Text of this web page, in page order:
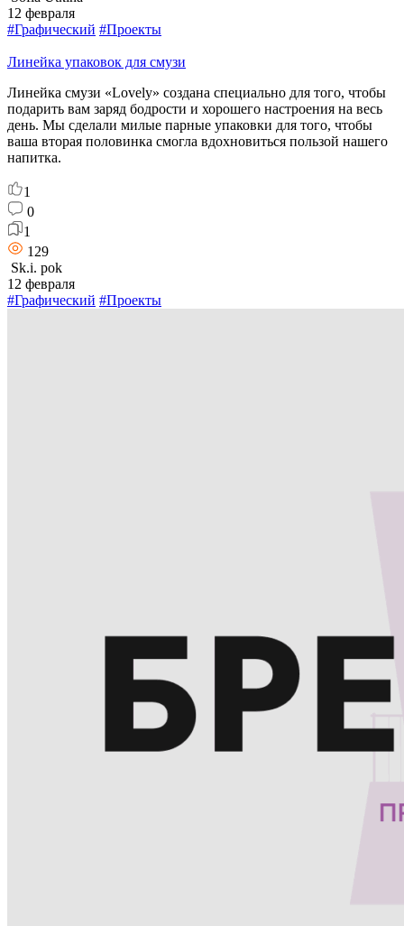
12 февраля
#Графический #Проекты
Линейка упаковок для смузи
Линейка смузи «Lovely» создана специально для того, чтобы
подарить вам заряд бодрости и хорошего настроения на весь
день. Мы сделали милые парные упаковки для того, чтобы
ваша вторая половинка смогла вдохновиться пользой нашего
напитка.
1
0
1
129
Sk.i. pok
12 февраля
#Графический #Проекты